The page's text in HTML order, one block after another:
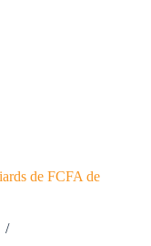
de FCFA de